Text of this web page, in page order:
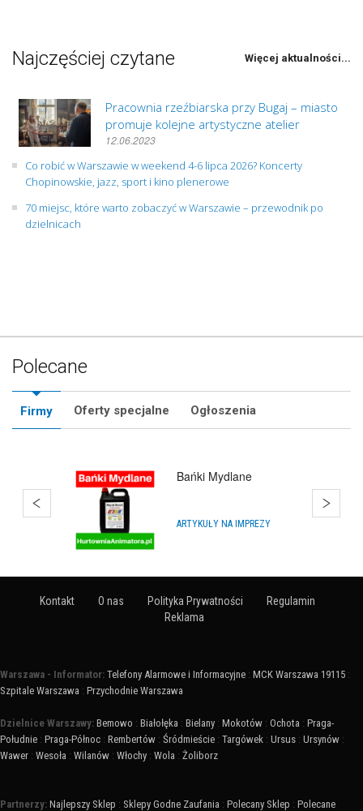
Najczęściej czytane Więcej aktualności...
Pracownia rzeźbiarska przy Bugaj – miasto
promuje kolejne artystyczne atelier
12.06.2023
Co robić w Warszawie w weekend 4-6 lipca 2026? Koncerty
Chopinowskie, jazz, sport i kino plenerowe
70 miejsc, które warto zobaczyć w Warszawie – przewodnik po
dzielnicach
Polecane
Firmy Oferty specjalne Ogłoszenia
Bańki Mydlane
ARTYKUŁY NA IMPREZY
Kontakt O nas Polityka Prywatności
Regulamin
Reklama
Warszawa - Informator: Telefony Alarmowe i Informacyjne : MCK Warszawa 19115 :
Szpitale Warszawa : Przychodnie Warszawa
Dzielnice Warszawy: Bemowo : Białołęka : Bielany : Mokotów : Ochota : Praga-
Południe : Praga-Północ : Rembertów : Śródmieście : Targówek : Ursus : Ursynów :
Wawer : Wesoła : Wilanów : Włochy : Wola : Żoliborz
Partnerzy: Najlepszy Sklep : Sklepy Godne Zaufania : Polecany Sklep : Polecane